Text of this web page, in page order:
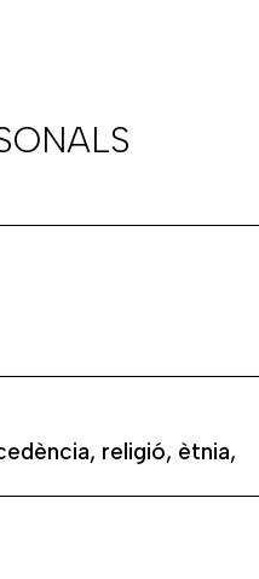
religió, ètnia,